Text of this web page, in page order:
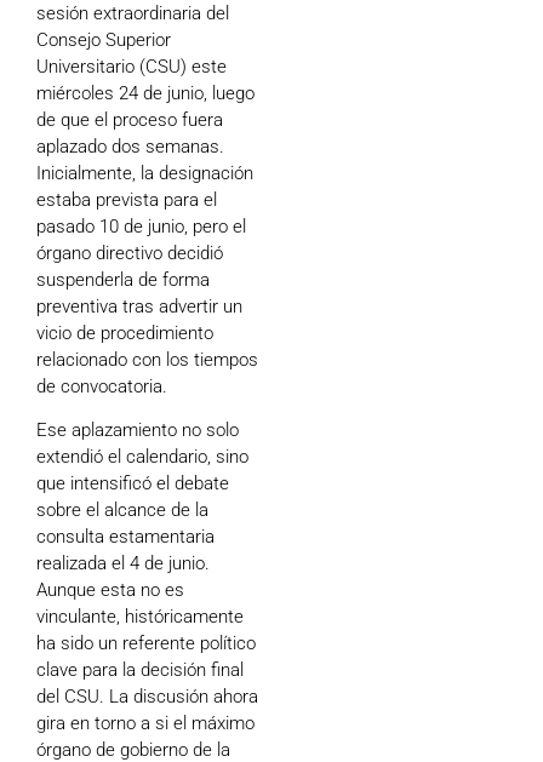
sesión extraordinaria del
Consejo Superior
Universitario (CSU) este
miércoles 24 de junio, luego
de que el proceso fuera
aplazado dos semanas.
Inicialmente, la designación
estaba prevista para el
pasado 10 de junio, pero el
órgano directivo decidió
suspenderla de forma
preventiva tras advertir un
vicio de procedimiento
relacionado con los tiempos
de convocatoria.
Ese aplazamiento no solo
extendió el calendario, sino
que intensificó el debate
sobre el alcance de la
consulta estamentaria
realizada el 4 de junio.
Aunque esta no es
vinculante, históricamente
ha sido un referente político
clave para la decisión final
del CSU. La discusión ahora
gira en torno a si el máximo
órgano de gobierno de la